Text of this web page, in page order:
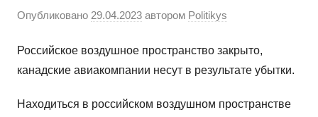
Опубликовано 29.04.2023 автором Politikys
Российское воздушное пространство закрыто,
канадские авиакомпании несут в результате убытки.
Находиться в российском воздушном пространстве